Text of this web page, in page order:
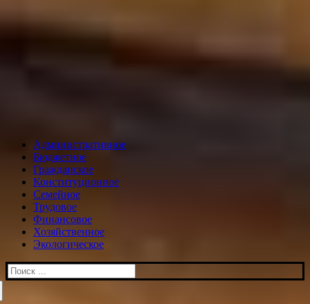
Административное
Бюджетное
Гражданское
Конституционное
Семейное
Трудовое
Финансовое
Хозяйственное
Экологическое
Искать: